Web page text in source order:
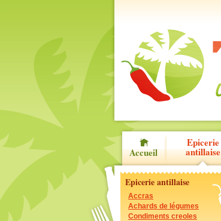
Accueil
Epicerie
antillaise
Epicerie antillaise
Accras
Achards de légumes
Condiments creoles